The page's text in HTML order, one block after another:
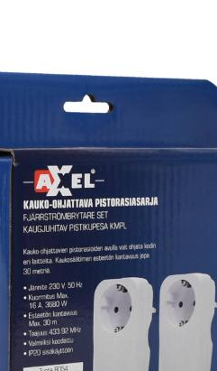
Kausituotteet
Joulu
Joulu- ja kausivalot
Eläimet ja
tontut
Kyntteliköt
Valoketjut ja
kuusenvalot
Joulukoristeet
Kranssit ja
asetelmat
Tontut ja